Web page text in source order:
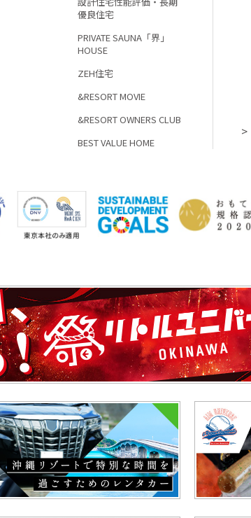
優良住宅
PRIVATE SAUNA「界」
HOUSE
ZEH住宅
&RESORT MOVIE
&RESORT OWNERS CLUB
BEST VALUE HOME